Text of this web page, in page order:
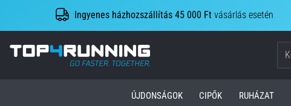
Ingyenes házhozszállítás 45 000 Ft vásárlás esetén
Top4Running.hu
ÚJDONSÁGOK CIPŐK RUHÁZAT